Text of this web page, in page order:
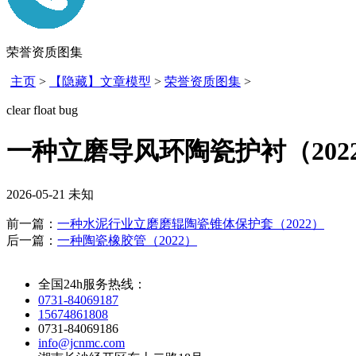
荣誉资质图集
主页 > 【隐藏】文章模型 > 荣誉资质图集 >
clear float bug
一种立磨导风环陶瓷护衬（
2026-05-21 未知
前一篇： 一种水泥行业立磨磨辊陶瓷锥体保护套（2022）
后一篇： 一种陶瓷橡胶管（2022）
全国24h服务热线：
0731-84069187
15674861808
0731-84069186
info@jcnmc.com